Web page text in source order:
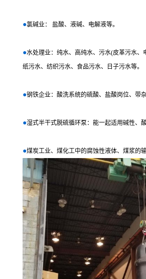
●氯碱业： 盐酸、液碱、电解液等。
●水处理业：纯水、高纯水、污水(皮革污水、
纸污水、纺织污水、食品污水、日子污水等。
●钢铁企业：酸洗系统的硫酸、盐酸岗位、带杂
●湿式半干式脱硫循环泵：能一起适用碱性、
●煤炭工业、煤化工中的腐蚀性液体、煤浆的